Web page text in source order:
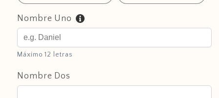
Nombre Uno
Máximo 12 letras
Nombre Dos